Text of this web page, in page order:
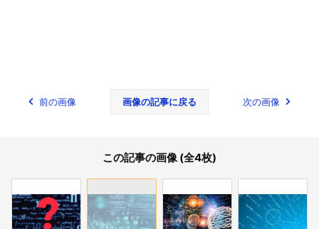
前の画像 画像の記事に戻る 次の画像
この記事の画像 (全4枚)